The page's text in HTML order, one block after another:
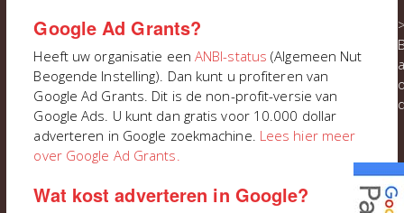
Google Ad Grants?
Heeft uw organisatie een ANBI-status (Algemeen Nut
Beogende Instelling). Dan kunt u profiteren van
Google Ad Grants. Dit is de non-profit-versie van
Google Ads. U kunt dan gratis voor 10.000 dollar
adverteren in Google zoekmachine. Lees hier meer
over Google Ad Grants.
Wat kost adverteren in Google?